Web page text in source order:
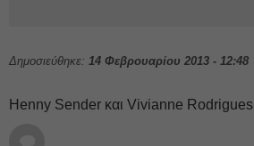
Δημοσιεύθηκε: 14 Φεβρουαρίου 2013 - 12:48
Henny Sender και Vivianne Rodrigues